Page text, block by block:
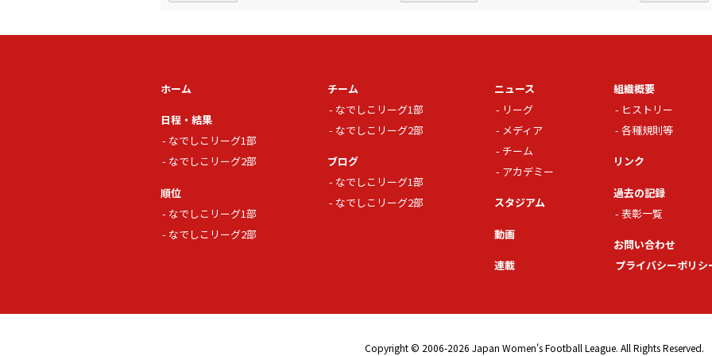
ホーム
日程・結果
なでしこリーグ1部
なでしこリーグ2部
順位
なでしこリーグ1部
なでしこリーグ2部
チーム
なでしこリーグ1部
なでしこリーグ2部
ブログ
なでしこリーグ1部
なでしこリーグ2部
ニュース
リーグ
メディア
チーム
アカデミー
スタジアム
動画
連載
組織概要
ヒストリー
各種規則等
リンク
過去の記録
表彰一覧
お問い合わせ
プライバシーポリシ
Copyright © 2006-2026 Japan Women's Football League. All Rights Reserved.